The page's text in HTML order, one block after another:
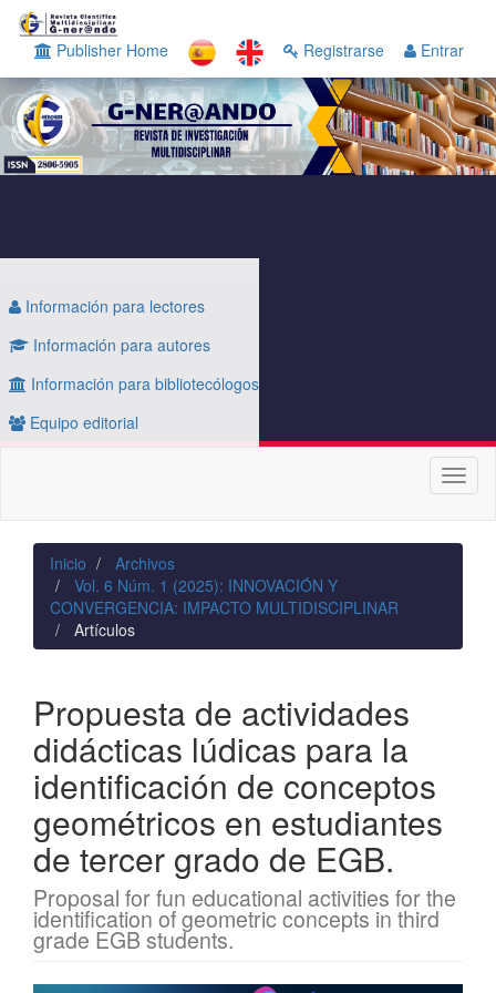
Navegación
principal
Contenido
principal
Barra
lateral
Publisher Home Registrarse Entrar
Información para lectores
Información para autores
Información para bibliotecólogos
Equipo editorial
Inicio
Archivos
Vol. 6 Núm. 1 (2025): INNOVACIÓN Y
CONVERGENCIA: IMPACTO MULTIDISCIPLINAR
Artículos
Propuesta de actividades
didácticas lúdicas para la
identificación de conceptos
geométricos en estudiantes
de tercer grado de EGB.
Proposal for fun educational activities for the
identification of geometric concepts in third
grade EGB students.